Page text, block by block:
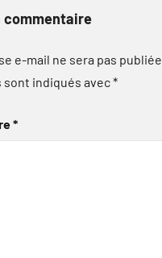
commentaire
e-mail ne sera pas publiée.
indiqués avec*
*